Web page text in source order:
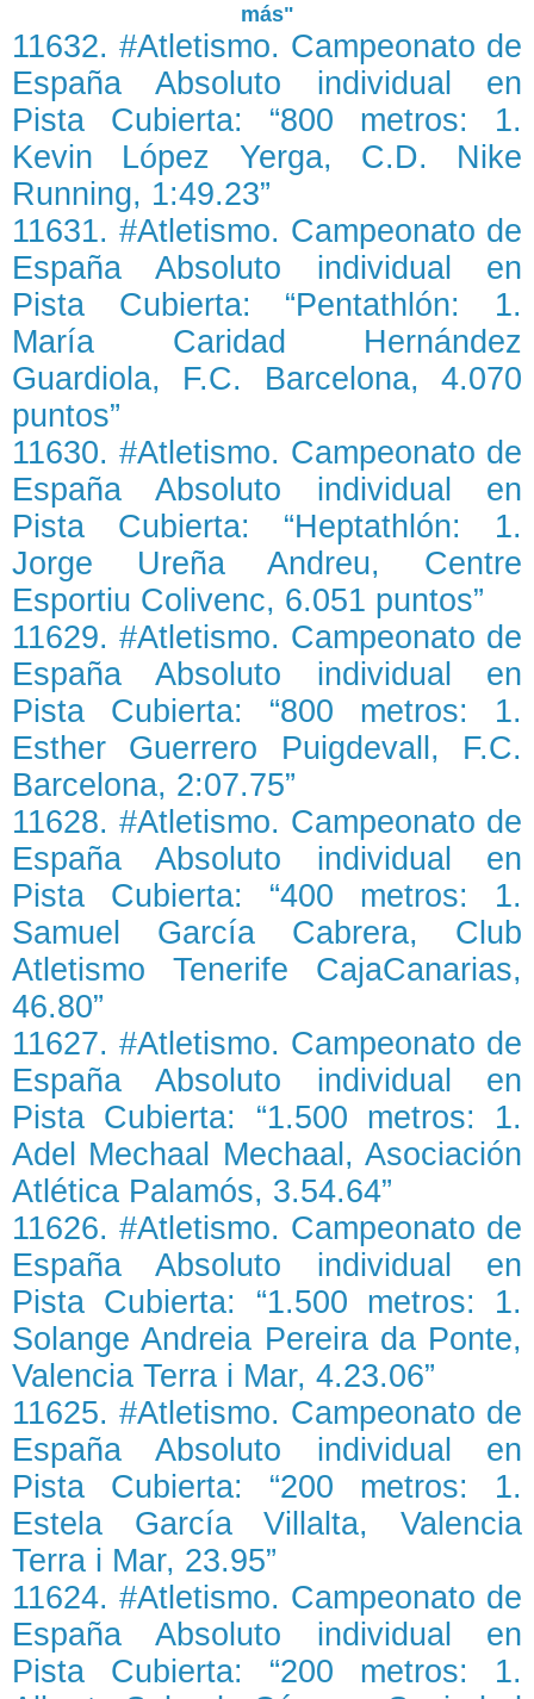
más"
11632. #Atletismo. Campeonato de
España Absoluto individual en
Pista Cubierta: “800 metros: 1.
Kevin López Yerga, C.D. Nike
Running, 1:49.23”
11631. #Atletismo. Campeonato de
España Absoluto individual en
Pista Cubierta: “Pentathlón: 1.
María Caridad Hernández
Guardiola, F.C. Barcelona, 4.070
puntos”
11630. #Atletismo. Campeonato de
España Absoluto individual en
Pista Cubierta: “Heptathlón: 1.
Jorge Ureña Andreu, Centre
Esportiu Colivenc, 6.051 puntos”
11629. #Atletismo. Campeonato de
España Absoluto individual en
Pista Cubierta: “800 metros: 1.
Esther Guerrero Puigdevall, F.C.
Barcelona, 2:07.75”
11628. #Atletismo. Campeonato de
España Absoluto individual en
Pista Cubierta: “400 metros: 1.
Samuel García Cabrera, Club
Atletismo Tenerife CajaCanarias,
46.80”
11627. #Atletismo. Campeonato de
España Absoluto individual en
Pista Cubierta: “1.500 metros: 1.
Adel Mechaal Mechaal, Asociación
Atlética Palamós, 3.54.64”
11626. #Atletismo. Campeonato de
España Absoluto individual en
Pista Cubierta: “1.500 metros: 1.
Solange Andreia Pereira da Ponte,
Valencia Terra i Mar, 4.23.06”
11625. #Atletismo. Campeonato de
España Absoluto individual en
Pista Cubierta: “200 metros: 1.
Estela García Villalta, Valencia
Terra i Mar, 23.95”
11624. #Atletismo. Campeonato de
España Absoluto individual en
Pista Cubierta: “200 metros: 1.